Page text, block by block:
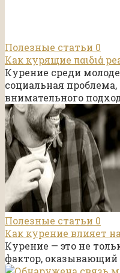
Полезные статьи 0
Как курящие παιδιά
Курение среди
социальная проблема,
внимательного
Полезные статьи 0
Как курение влияет
Курение — это не
фактор, оказывающий